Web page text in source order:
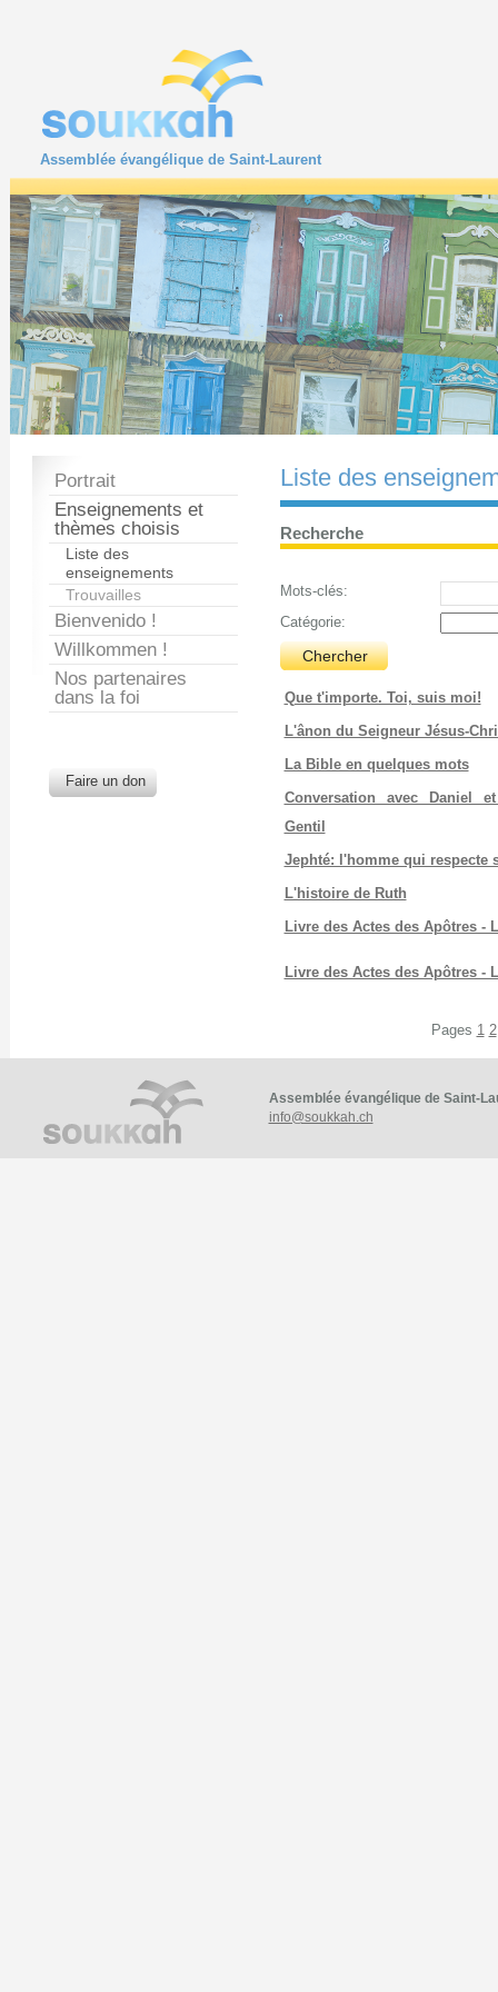
Assemblée évangélique de Saint-Laurent
Liste des
Recherche
Mots-clés:
Catégorie:
Que t'importe. Toi, suis moi!
L'ânon du Seigneur Jésus-
La Bible en quelques mots
Conversation avec Daniel
Gentil
Jephté: l'homme qui respecte
L'histoire de Ruth
Livre des Actes des Apôtres -
Livre des Actes des Apôtres -
Pages 1 2
Portrait
Enseignements et
thèmes choisis
Liste des
enseignements
Trouvailles
Bienvenido !
Willkommen !
Nos partenaires
dans la foi
Faire un don
Assemblée évangélique de Saint-
info@soukkah.ch